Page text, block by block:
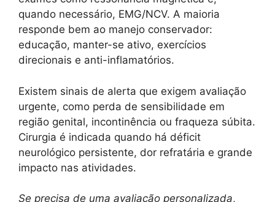
quando necessário, EMG/NCV. A maioria
responde bem ao manejo conservador:
educação, manter-se ativo, exercícios
direcionais e anti-inflamatórios.
Existem sinais de alerta que exigem avaliação
urgente, como perda de sensibilidade em
região genital, incontinência ou fraqueza súbita.
Cirurgia é indicada quando há déficit
neurológico persistente, dor refratária e grande
impacto nas atividades.
Se precisa de uma avaliação personalizada,